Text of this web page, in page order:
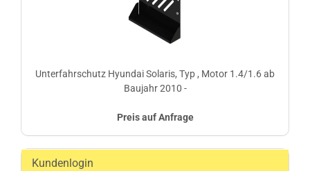
Unterfahrschutz Hyundai Solaris, Typ , Motor 1.4/1.6 ab
Baujahr 2010 -
Preis auf Anfrage
Kundenlogin